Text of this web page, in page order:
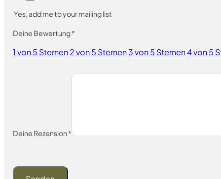
Yes, add me to your mailing list
Deine Bewertung*
1 von 5 Sternen2 von 5 Sternen3 von 5 Sternen4 von 5
Deine Rezension*